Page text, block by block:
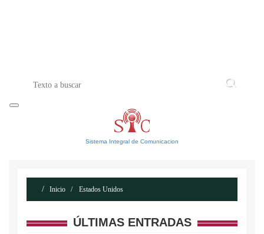
Sistema Integral de Comunicacion
Inicio Estados Unidos
ÚLTIMAS ENTRADAS